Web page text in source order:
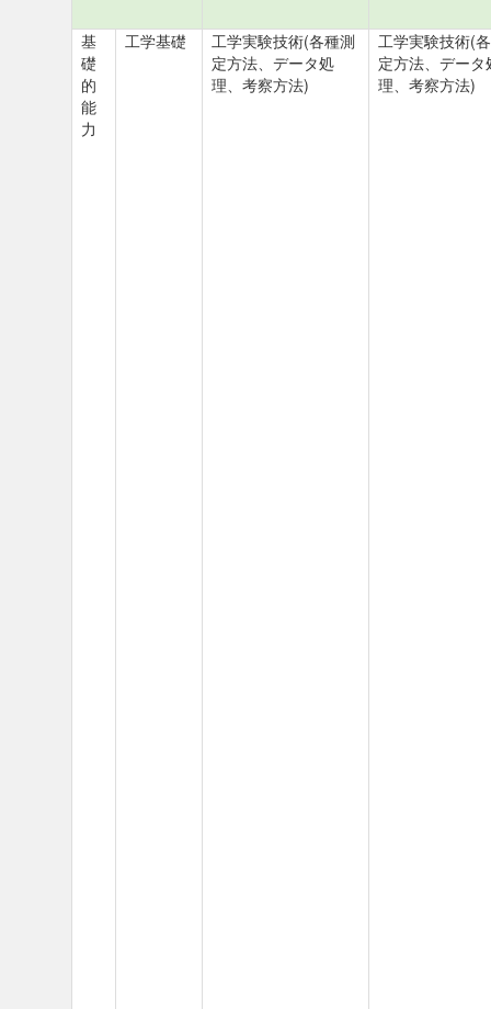
基
礎
的
能
力
工学基礎
工学実験技術(各種測
定方法、データ処
理、考察方法)
工学実験技術(
定方法、データ
理、考察方法)